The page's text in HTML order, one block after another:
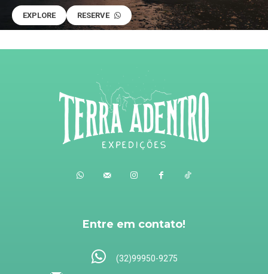
EXPLORE RESERVE
Entre em contato!
(32)99950-9275